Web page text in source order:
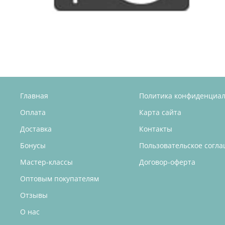
Главная
Оплата
Доставка
Бонусы
Мастер-классы
Оптовым покупателям
Отзывы
О нас
Политика
Карта сайта
Контакты
Пользовательское
Договор-оферта